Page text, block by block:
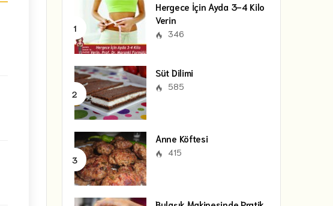
Hergece İçin Ayda 3-4 Kilo
Verin
346
Süt Dilimi
585
Anne Köftesi
415